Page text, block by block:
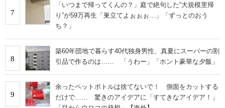
7
「いつまで帰ってくんの？」庭で絶句した“大規模里帰
り”が59万再生「巣立てよぉぉぉ…」「ずっとのおう
ち？」
8
築60年団地で暮らす40代独身男性、真夏にスーパーの割
引品で作るのは…… 「うわー」「ホント豪華な夕飯」
9
余ったペットボトルは捨てないで！ 側面をカットする
だけで…… 驚きのアイデアに「すてきなアイデア！」